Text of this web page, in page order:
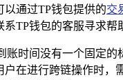
以通过TP钱包提供的交
TP钱包的客服寻求帮
账时间没有一个固定的
户在进行跨链操作时，